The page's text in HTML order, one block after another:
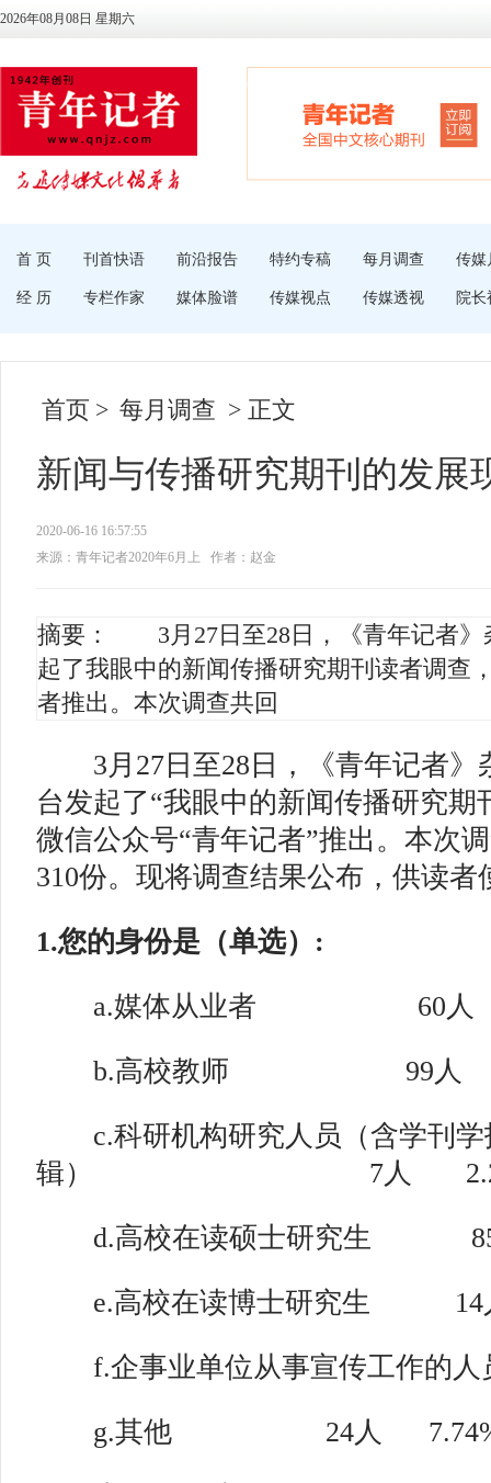
2026年08月08日 星期六
首 页 刊首快语 前沿报告 特约专稿 每月调查 传媒
经 历 专栏作家 媒体脸谱 传媒视点 传媒透视 院长
首页 > 每月调查 > 正文
新闻与传播研究期刊的发展
2020-06-16 16:57:55
来源：青年记者2020年6月上
作者：赵金
摘要： 3月27日至28日，《青年记者》
起了我眼中的新闻传播研究期刊读者调查
者推出。本次调查共回
3月27日至28日，《青年记者》
台发起了“我眼中的新闻传播研究期
微信公众号“青年记者”推出。本次
310份。现将调查结果公布，供读者
1.您的身份是（单选）:
a.媒体从业者 60人
b.高校教师 99人
c.科研机构研究人员（含学刊学
辑） 7人
d.高校在读硕士研究生
e.高校在读博士研究生
f.企事业单位从事宣传工作的
g.其他 24人